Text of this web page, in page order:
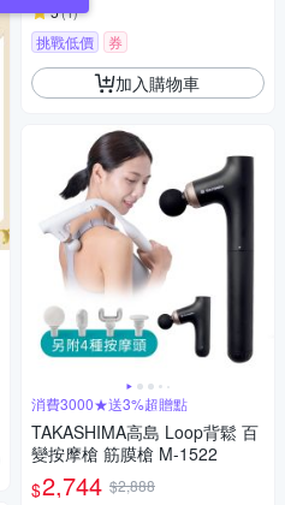
5(1)
挑戰低價 券
加入購物車
消費3000★送3%超贈點
TAKASHIMA高島 Loop背鬆 百
變按摩槍 筋膜槍 M-1522
$2,744 $2,888